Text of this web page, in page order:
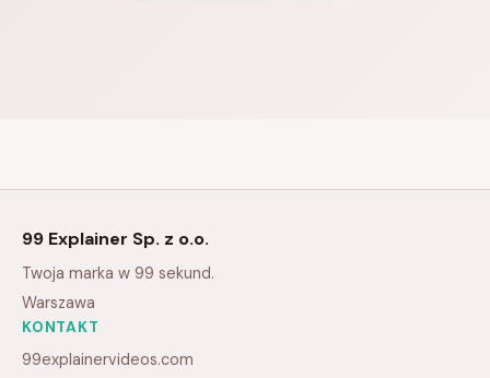
99 Explainer Sp. z o.o.
Twoja marka w 99 sekund.
Warszawa
KONTAKT
99explainervideos.com